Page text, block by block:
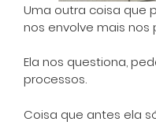
Uma outra coisa que
nos envolve mais
Ela nos questiona,
processos.
Coisa que antes ela